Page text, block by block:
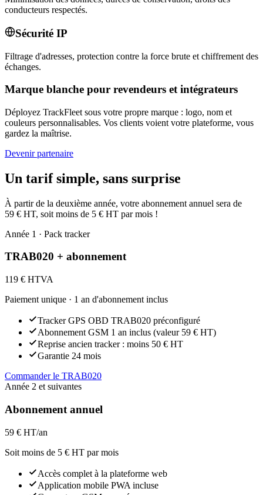
conducteurs respectés.
Sécurité IP
Filtrage d'adresses, protection contre la force brute et chiffrement des
échanges.
Marque blanche pour revendeurs et intégrateurs
Déployez TrackFleet sous votre propre marque : logo, nom et
couleurs personnalisables. Vos clients voient votre plateforme, vous
gardez la maîtrise.
Devenir partenaire
Un tarif simple, sans surprise
À partir de la deuxième année, votre abonnement annuel sera de
59 € HT, soit moins de 5 € HT par mois !
Année 1 · Pack tracker
TRAB020 + abonnement
119 € HTVA
Paiement unique · 1 an d'abonnement inclus
Tracker GPS OBD TRAB020 préconfiguré
Abonnement GSM 1 an inclus (valeur 59 € HT)
Reprise ancien tracker : moins 50 € HT
Garantie 24 mois
Commander le TRAB020
Année 2 et suivantes
Abonnement annuel
59 € HT/an
Soit moins de 5 € HT par mois
Accès complet à la plateforme web
Application mobile PWA incluse